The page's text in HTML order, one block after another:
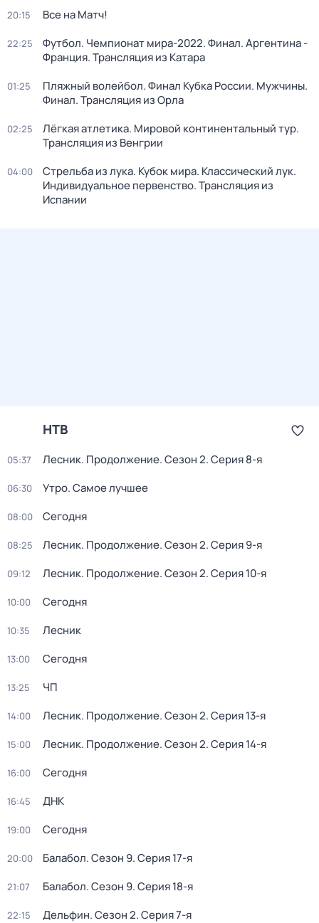
20:15 Все на Матч!
22:25
Футбол. Чемпионат мира-2022. Финал. Аргентина -
Франция. Трансляция из Катара
01:25
Пляжный волейбол. Финал Кубка России. Мужчины.
Финал. Трансляция из Орла
02:25
Лёгкая атлетика. Мировой континентальный тур.
Трансляция из Венгрии
04:00
Стрельба из лука. Кубок мира. Классический лук.
Индивидуальное первенство. Трансляция из
Испании
НТВ
05:37 Лесник. Продолжение. Сезон 2. Серия 8-я
06:30 Утро. Самое лучшее
08:00 Сегодня
08:25 Лесник. Продолжение. Сезон 2. Серия 9-я
09:12 Лесник. Продолжение. Сезон 2. Серия 10-я
10:00 Сегодня
10:35 Лесник
13:00 Сегодня
13:25 ЧП
14:00 Лесник. Продолжение. Сезон 2. Серия 13-я
15:00 Лесник. Продолжение. Сезон 2. Серия 14-я
16:00 Сегодня
16:45 ДНК
19:00 Сегодня
20:00 Балабол. Сезон 9. Серия 17-я
21:07 Балабол. Сезон 9. Серия 18-я
22:15 Дельфин. Сезон 2. Серия 7-я